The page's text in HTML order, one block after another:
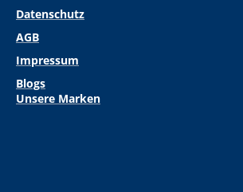
Datenschutz
AGB
Impressum
Blogs
Unsere Marken